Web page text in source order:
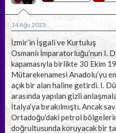
u
b
a
ş
l
a
a
n
g
ı
t
a
r
h
i
14 Ağu 2023
İzmir’in İşgali ve Kurtuluş
Osmanlı İmparatorluğu’nun I.
kapamasıyla birlikte 30 Ekim
Mütarekenamesi Anadolu’yu
açık bir alan haline getirdi. I.
arasında yapılan gizli
İtalya’ya bırakılmıştı. Ancak
Ortadoğu’daki petrol
doğrultusunda koruyacak bir